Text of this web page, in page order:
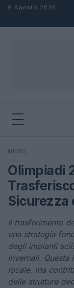
Salta al contenuto
6 Agosto 2026
Cerca
NEWS
Olimpiadi
Sicurezza
Il trasferimento
una strategia
degli impianti
Invernali.
locale, ma
delle strutture